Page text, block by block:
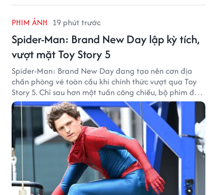
PHIM ẢNH 19 phút trước
Spider-Man: Brand New Day lập kỳ tích,
vượt mặt Toy Story 5
Spider-Man: Brand New Day đang tạo nên cơn địa
chấn phòng vé toàn cầu khi chính thức vượt qua Toy
Story 5. Chỉ sau hơn một tuần công chiếu, bộ phim đã
thu về hơn 30.000 tỷ đồng và trở thành tác phẩm ăn
khách nhất năm 2026.